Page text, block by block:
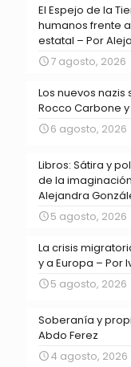
El Espejo de la
humanos frente
estatal – Por
7 agosto, 2026
Los nuevos
Rocco Carbone
6 agosto, 2026
Libros: Sátira y
de la
Alejandra
5 agosto, 2026
La crisis
y a Europa – Por
5 agosto, 2026
Soberanía y
Abdo Ferez
4 agosto, 2026